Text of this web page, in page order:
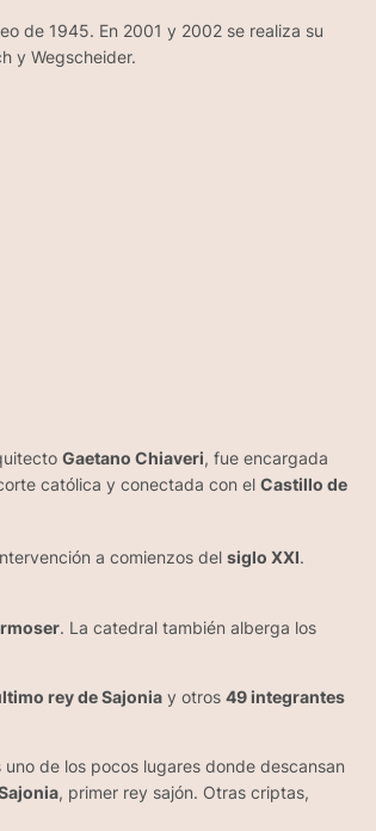
de 1945. En 2001 y 2002 se realiza su
y Wegscheider.
Gaetano Chiaveri, fue encargada
católica y conectada con el Castillo de
a comienzos del siglo XXI.
. La catedral también alberga los
rey de Sajonia y otros 49 integrantes
uno de los pocos lugares donde descansan
, primer rey sajón. Otras criptas,